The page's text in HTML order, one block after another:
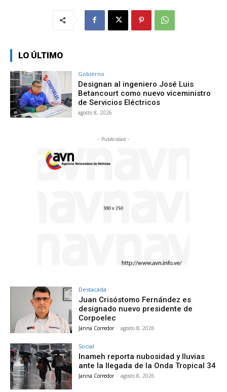
LO ÚLTIMO
Gobierno
Designan al ingeniero José Luis
Betancourt como nuevo viceministro
de Servicios Eléctricos
agosto 8, 2026
- Publicidad -
Destacada
Juan Crisóstomo Fernández es
designado nuevo presidente de
Corpoelec
Janna Corredor - agosto 8, 2026
Social
Inameh reporta nubosidad y lluvias
ante la llegada de la Onda Tropical 34
Janna Corredor - agosto 8, 2026